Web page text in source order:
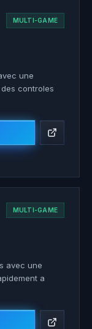
MULTI-GAME
une
controles
MULTI-GAME
avec une
a